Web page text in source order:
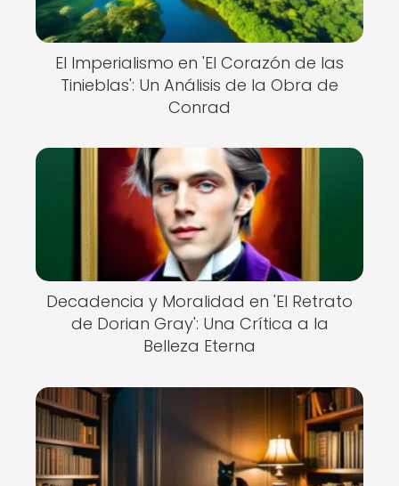
El Imperialismo en 'El Corazón de las
Tinieblas': Un Análisis de la Obra de
Conrad
Decadencia y Moralidad en 'El Retrato
de Dorian Gray': Una Crítica a la
Belleza Eterna